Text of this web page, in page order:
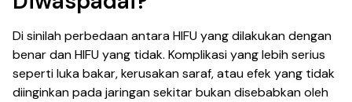
Di sinilah perbedaan antara HIFU yang dilakukan dengan
benar dan HIFU yang tidak. Komplikasi yang lebih serius
seperti luka bakar, kerusakan saraf, atau efek yang tidak
diinginkan pada jaringan sekitar bukan disebabkan oleh